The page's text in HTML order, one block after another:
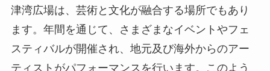
津湾広場は、芸術と文化が融合する場所でもあり
ます。年間を通じて、さまざまなイベントやフェ
スティバルが開催され、地元及び海外からのアー
ティストがパフォーマンスを行います。このよう